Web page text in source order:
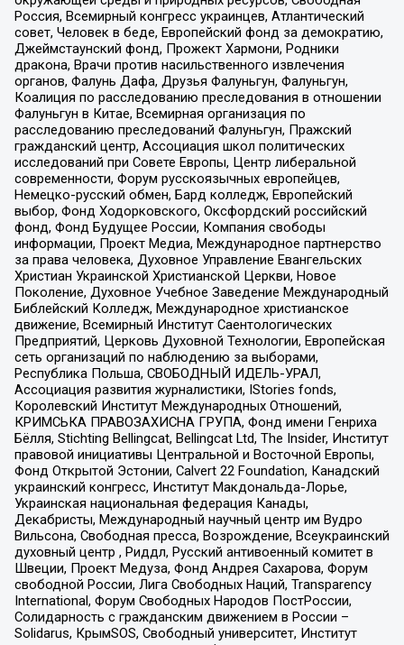
Россия, Всемирный конгресс украинцев, Атлантический
совет, Человек в беде, Европейский фонд за демократию,
Джеймстаунский фонд, Прожект Хармони, Родники
дракона, Врачи против насильственного извлечения
органов, Фалунь Дафа, Друзья Фалуньгун, Фалуньгун,
Коалиция по расследованию преследования в отношении
Фалуньгун в Китае, Всемирная организация по
расследованию преследований Фалуньгун, Пражский
гражданский центр, Ассоциация школ политических
исследований при Совете Европы, Центр либеральной
современности, Форум русскоязычных европейцев,
Немецко-русский обмен, Бард колледж, Европейский
выбор, Фонд Ходорковского, Оксфордский российский
фонд, Фонд Будущее России, Компания свободы
информации, Проект Медиа, Международное партнерство
за права человека, Духовное Управление Евангельских
Христиан Украинской Христианской Церкви, Новое
Поколение, Духовное Учебное Заведение Международный
Библейский Колледж, Международное христианское
движение, Всемирный Институт Саентологических
Предприятий, Церковь Духовной Технологии, Европейская
сеть организаций по наблюдению за выборами,
Республика Польша, СВОБОДНЫЙ ИДЕЛЬ-УРАЛ,
Ассоциация развития журналистики, IStories fonds,
Королевский Институт Международных Отношений,
КРИМСЬКА ПРАВОЗАХИСНА ГРУПА, Фонд имени Генриха
Бёлля, Stichting Bellingcat, Bellingcat Ltd, The Insider, Институт
правовой инициативы Центральной и Восточной Европы,
Фонд Открытой Эстонии, Calvert 22 Foundation, Канадский
украинский конгресс, Институт Макдональда-Лорье,
Украинская национальная федерация Канады,
Декабристы, Международный научный центр им Вудро
Вильсона, Свободная пресса, Возрождение, Всеукраинский
духовный центр , Риддл, Русский антивоенный комитет в
Швеции, Проект Медуза, Фонд Андрея Сахарова, Форум
свободной России, Лига Свободных Наций, Transparеncy
International, Форум Свободных Народов ПостРоссии,
Солидарность с гражданским движением в России –
Solidarus, КрымSOS, Свободный университет, Институт